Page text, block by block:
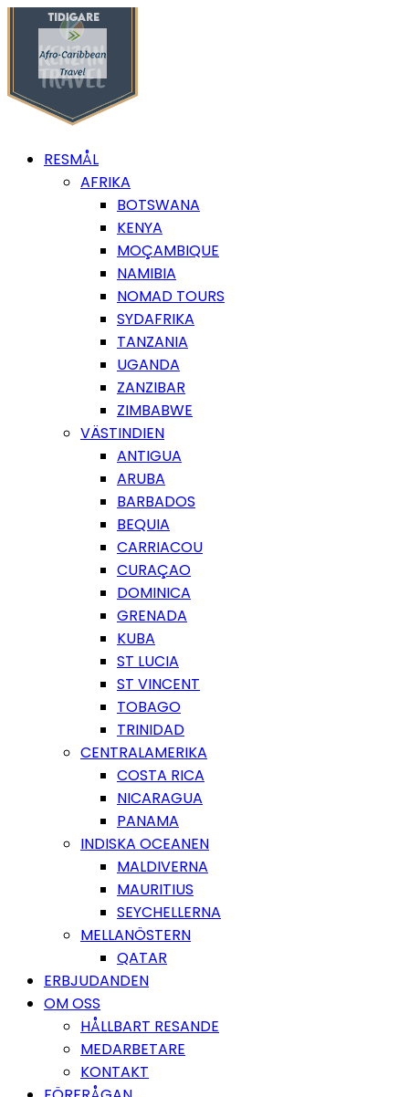
RESMÅL
AFRIKA
BOTSWANA
KENYA
MOÇAMBIQUE
NAMIBIA
NOMAD TOURS
SYDAFRIKA
TANZANIA
UGANDA
ZANZIBAR
ZIMBABWE
VÄSTINDIEN
ANTIGUA
ARUBA
BARBADOS
BEQUIA
CARRIACOU
CURAÇAO
DOMINICA
GRENADA
KUBA
ST LUCIA
ST VINCENT
TOBAGO
TRINIDAD
CENTRALAMERIKA
COSTA RICA
NICARAGUA
PANAMA
INDISKA OCEANEN
MALDIVERNA
MAURITIUS
SEYCHELLERNA
MELLANÖSTERN
QATAR
ERBJUDANDEN
OM OSS
HÅLLBART RESANDE
MEDARBETARE
KONTAKT